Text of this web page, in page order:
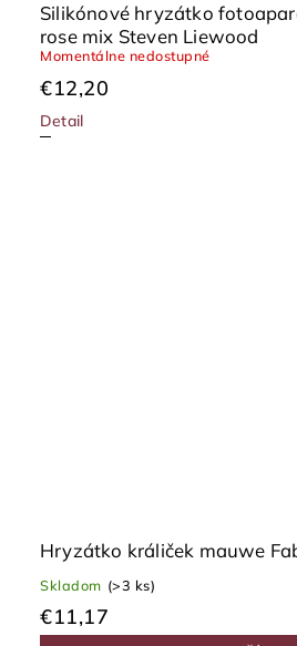
Silikónové hryzátko
rose mix Steven Liewood
Momentálne nedostupné
€12,20
Detail
Hryzátko králiček mauwe
Skladom (>3 ks)
€11,17